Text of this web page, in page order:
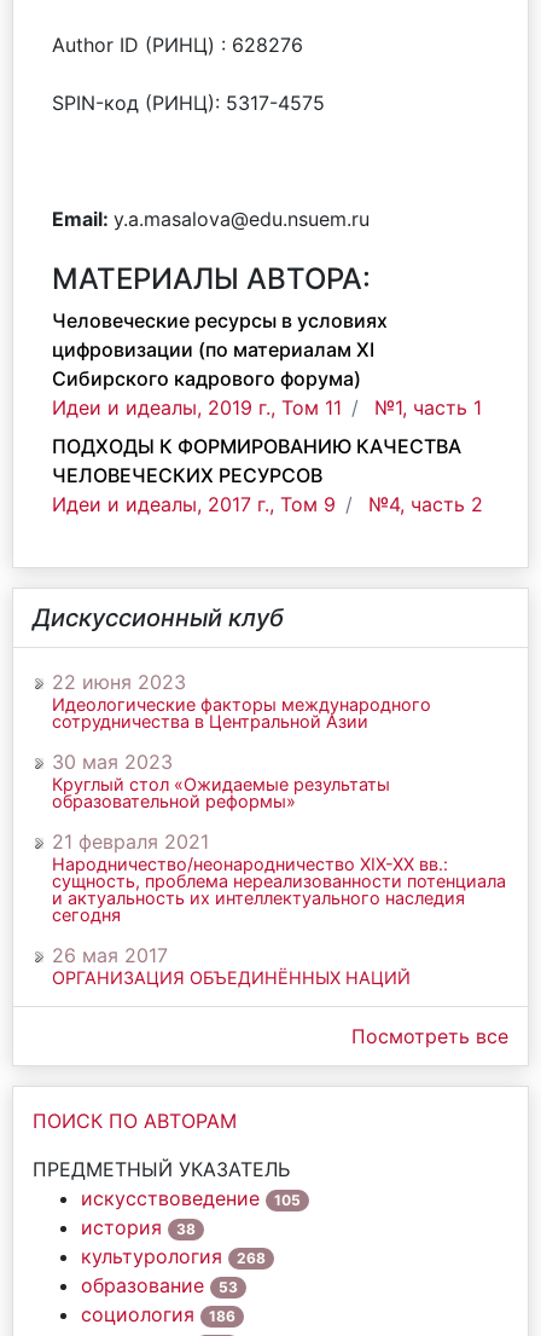
Author ID (РИНЦ) : 628276
SPIN-код (РИНЦ): 5317-4575
Email: y.a.masalova@edu.nsuem.ru
МАТЕРИАЛЫ АВТОРА:
Человеческие ресурсы в условиях
цифровизации (по материалам XI
Сибирского кадрового форума)
Идеи и идеалы, 2019 г., Том 11
№1, часть 1
ПОДХОДЫ К ФОРМИРОВАНИЮ КАЧЕСТВА
ЧЕЛОВЕЧЕСКИХ РЕСУРСОВ
Идеи и идеалы, 2017 г., Том 9
№4, часть 2
Дискуссионный клуб
22 июня 2023
Идеологические факторы международного
сотрудничества в Центральной Азии
30 мая 2023
Круглый стол «Ожидаемые результаты
образовательной реформы»
21 февраля 2021
Народничество/неонародничество ХIХ-ХХ вв.:
сущность, проблема нереализованности потенциала
и актуальность их интеллектуального наследия
сегодня
26 мая 2017
ОРГАНИЗАЦИЯ ОБЪЕДИНЁННЫХ НАЦИЙ
Посмотреть все
ПОИСК ПО АВТОРАМ
ПРЕДМЕТНЫЙ УКАЗАТЕЛЬ
искусствоведение
105
история 38
культурология 268
образование 53
социология 186